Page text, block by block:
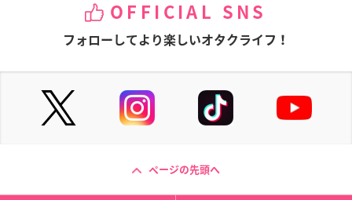
OFFICIAL SNS
フォローしてより楽しいオタクライフ！
ページの先頭へ